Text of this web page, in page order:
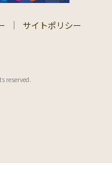
サイトポリシー
reserved.